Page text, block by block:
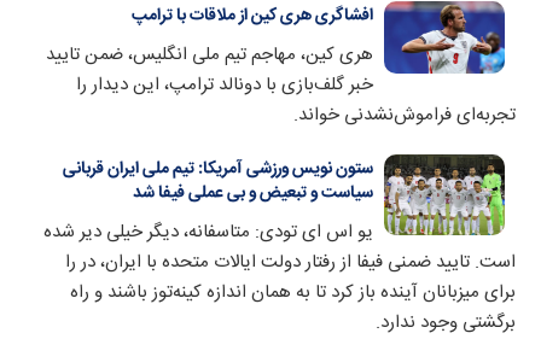
افشاگری هری کین از ملاقات با ترامپ
هری کین، مهاجم تیم ملی انگلیس، ضمن تایید
خبر گلف‌بازی با دونالد ترامپ، این دیدار را
تجربه‌ای فراموش‌نشدنی خواند.
ستون نویس ورزشی آمریکا: تیم ملی ایران قربانی
سیاست و تبعیض و بی عملی فیفا شد
یو اس ای تودی: متاسفانه، دیگر خیلی دیر شده
است. تایید ضمنی فیفا از رفتار دولت ایالات متحده با ایران، در را
برای میزبانان آینده باز کرد تا به همان اندازه کینه‌توز باشند و راه
برگشتی وجود ندارد.